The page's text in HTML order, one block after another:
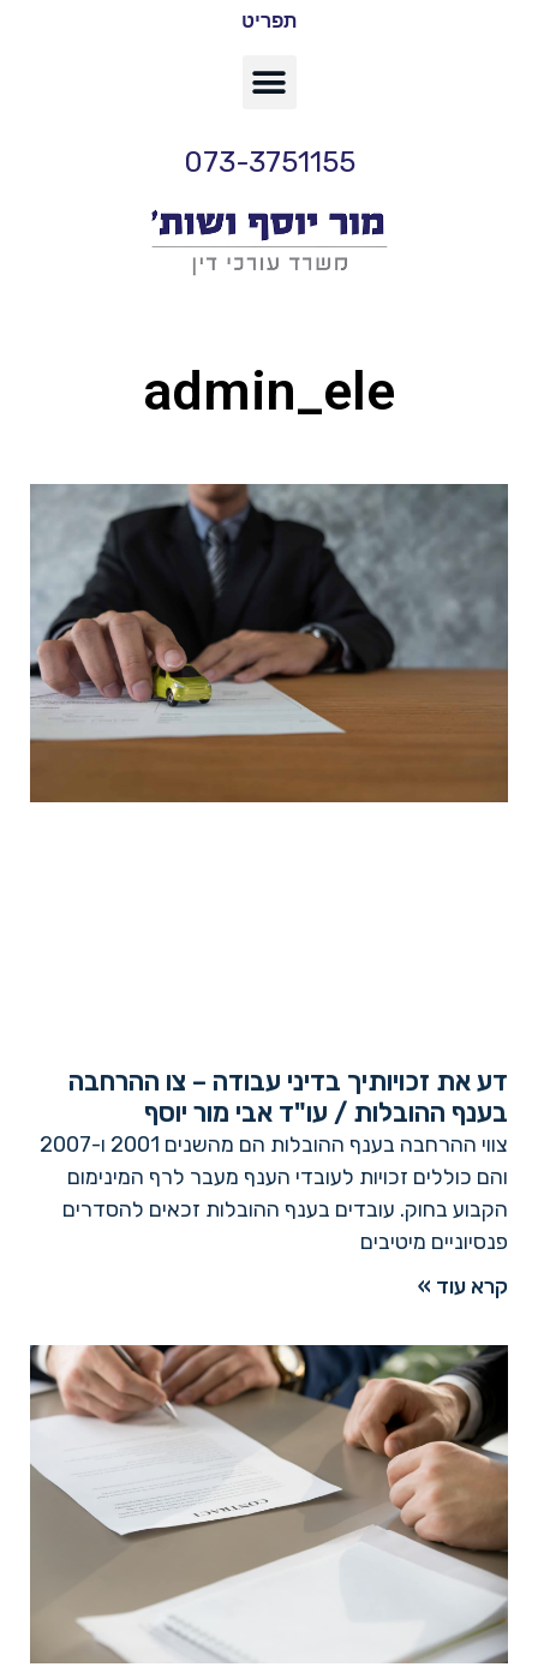
תפריט
073-3751155
admin_ele
דע את זכויותיך בדיני עבודה – צו ההרחבה
בענף ההובלות / עו"ד אבי מור יוסף
צווי ההרחבה בענף ההובלות הם מהשנים 2001 ו-2007
והם כוללים זכויות לעובדי הענף מעבר לרף המינימום
הקבוע בחוק. עובדים בענף ההובלות זכאים להסדרים
פנסיוניים מיטיבים
קרא עוד »